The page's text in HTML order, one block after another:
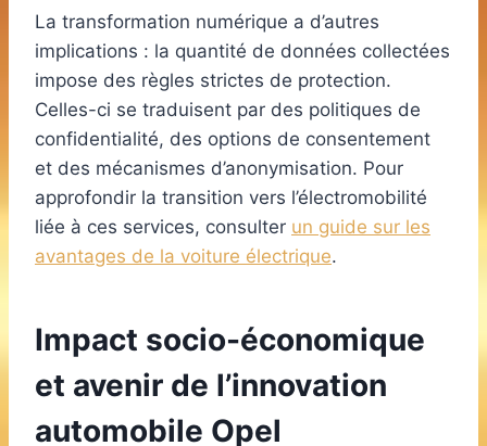
La transformation numérique a d’autres
implications : la quantité de données collectées
impose des règles strictes de protection.
Celles-ci se traduisent par des politiques de
confidentialité, des options de consentement
et des mécanismes d’anonymisation. Pour
approfondir la transition vers l’électromobilité
liée à ces services, consulter un guide sur les
avantages de la voiture électrique.
Impact socio-économique
et avenir de l’innovation
automobile Opel